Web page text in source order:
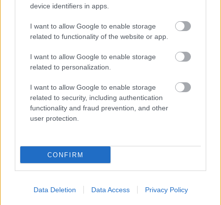
device identifiers in apps.
I want to allow Google to enable storage
related to functionality of the website or app.
I want to allow Google to enable storage
related to personalization.
I want to allow Google to enable storage
related to security, including authentication
functionality and fraud prevention, and other
user protection.
CONFIRM
Data Deletion Data Access Privacy Policy
gondolkodik a Twitter
computertrends.hu | 2020.07.25 10:01
Mobil processzorok csatája: hogy
teljesít gamer laptopokban az
Hardver| 2020.07.04 08:01
Az EU havi álhír-riportra kéri a
webes nagyágyúkat
Élő adásban felejtett el nadrágot
húzni a távmunkás riporter